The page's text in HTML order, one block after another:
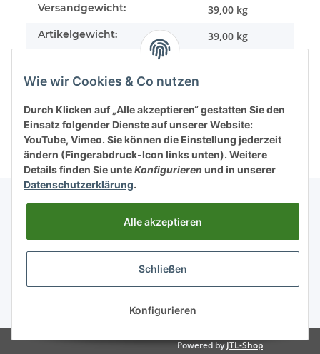
Versandgewicht: 39,00 kg
Artikelgewicht: 39,00 kg
Gesetzliche Informationen
* Alle Preise inkl. gesetzlicher USt., zzgl.Versand
Powered byJTL-Shop
Wie wir Cookies & Co nutzen
Durch Klicken auf „Alle akzeptieren“ gestatten Sie den
Einsatz folgender Dienste auf unserer Website:
YouTube, Vimeo. Sie können die Einstellung jederzeit
ändern (Fingerabdruck-Icon links unten). Weitere
Details finden Sie unteKonfigurieren und in unserer
Datenschutzerklärung.
Alle akzeptieren
Schließen
Konfigurieren